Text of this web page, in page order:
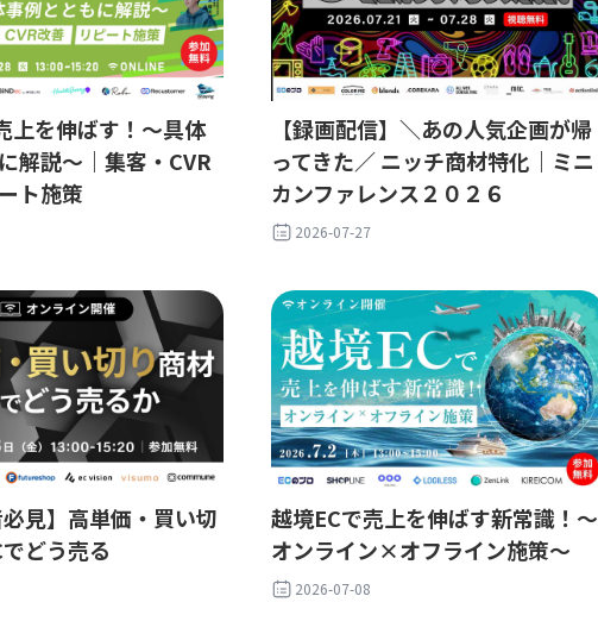
を伸ばす！〜具体
解説〜｜集客・CVR
ト施策
【録画配信】＼あの人気企画が帰
ってきた／ ニッチ商材特化｜ミニ
カンファレンス２０２６
2026-07-27
必見】高単価・買い切
どう売る
越境ECで売上を伸ばす新常識！〜
オンライン×オフライン施策〜
2026-07-08